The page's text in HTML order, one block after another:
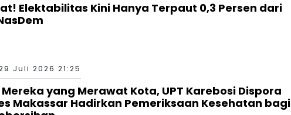
Elektabilitas Kini Hanya Terpaut 0,3 Persen dari
Juli 2026 21:25
yang Merawat Kota, UPT Karebosi Dispora
Makassar Hadirkan Pemeriksaan Kesehatan bagi